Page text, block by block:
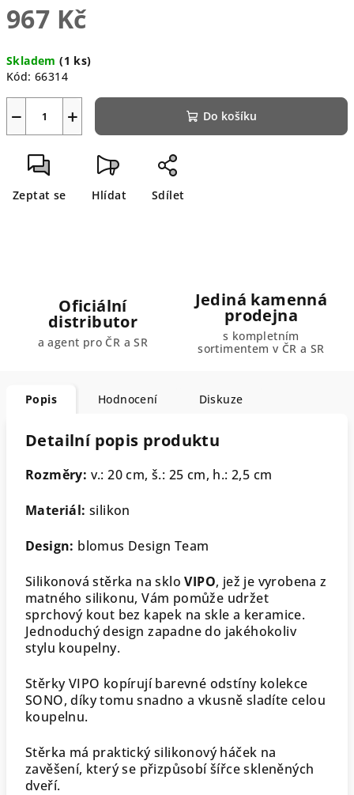
967 Kč
cena:
Skladem(1 ks)
Kód: 66314
+
− Do košíku
Zeptat se Hlídat Sdílet
Oficiální
distributor
a agent pro ČR a SR
Jediná kamenná
prodejna
s kompletním
sortimentem v ČR a SR
Popis Hodnocení Diskuze
Detailní popis produktu
Rozměry: v.: 20 cm, š.: 25 cm, h.: 2,5 cm
Materiál: silikon
Design: blomus Design Team
Silikonová stěrka na skloVIPO, jež je vyrobena z
matného silikonu, Vám pomůže udržet
sprchový kout bez kapek na skle a keramice.
Jednoduchý design zapadne do jakéhokoliv
stylu koupelny.
Stěrky VIPO kopírují barevné odstíny kolekce
SONO, díky tomu snadno a vkusně sladíte celou
koupelnu.
Stěrka má praktický silikonový háček na
zavěšení, který se přizpůsobí šířce skleněných
dveří.